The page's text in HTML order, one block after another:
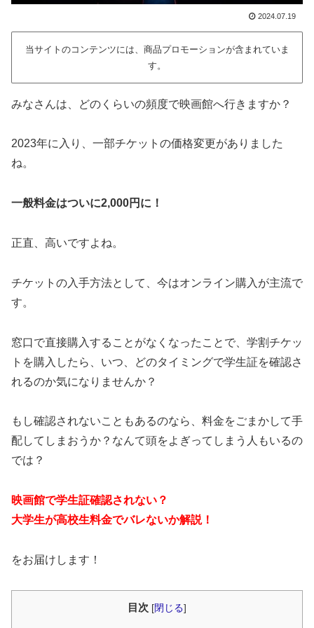
2024.07.19
当サイトのコンテンツには、商品プロモーションが含まれていま
す。
みなさんは、どのくらいの頻度で映画館へ行きますか？
2023年に入り、一部チケットの価格変更がありました
ね。
一般料金はついに2,000円に！
正直、高いですよね。
チケットの入手方法として、今はオンライン購入が主流で
す。
窓口で直接購入することがなくなったことで、学割チケッ
トを購入したら、いつ、どのタイミングで学生証を確認さ
れるのか気になりませんか？
もし確認されないこともあるのなら、料金をごまかして手
配してしまおうか？なんて頭をよぎってしまう人もいるの
では？
映画館で学生証確認されない？
大学生が高校生料金でバレないか解説！
をお届けします！
目次 [閉じる]